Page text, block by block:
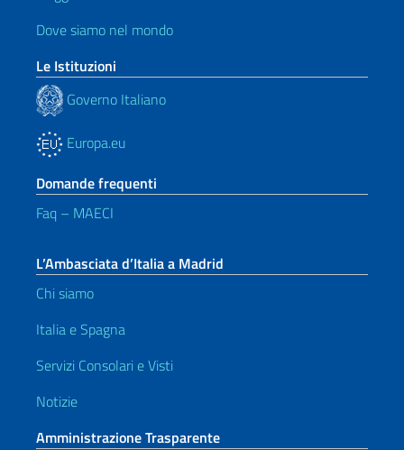
Dove siamo nel mondo
Le Istituzioni
Governo Italiano
Europa.eu
Domande frequenti
Faq – MAECI
L’Ambasciata d’Italia a Madrid
Chi siamo
Italia e Spagna
Servizi Consolari e Visti
Notizie
Amministrazione Trasparente